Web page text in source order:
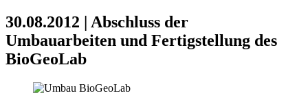
30.08.2012 | Abschluss der
Umbauarbeiten und Fertigstellung des
BioGeoLab